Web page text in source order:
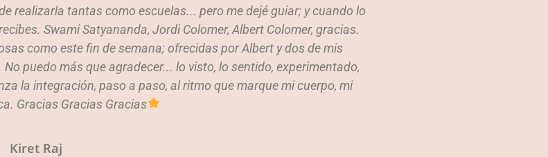
realizarla tantas como escuelas... pero me dejé guiar; y cuando lo
Swami Satyananda, Jordi Colomer, Albert Colomer, gracias.
como este fin de semana; ofrecidas por Albert y dos de mis
puedo más que agradecer... lo visto, lo sentido, experimentado,
la integración, paso a paso, al ritmo que marque mi cuerpo, mi
Gracias Gracias Gracias
Kiret Raj